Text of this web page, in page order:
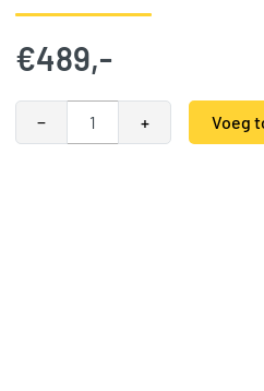
€489,-
−
VU Dakhout (wb 91) 4488mm aantal
+
Voeg